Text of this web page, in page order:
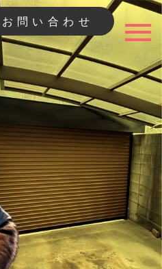
お問い合わせ